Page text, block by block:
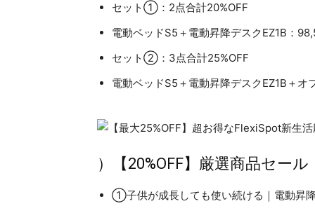
セット①：2点合計20%OFF
電動ベッドS5＋電動昇降デスクEZ1B：
セット②：3点合計25%OFF
電動ベッドS5＋電動昇降デスクEZ1B＋
）【20%OFF】厳選商品セール
①子供が成長しても使い続ける｜電動昇